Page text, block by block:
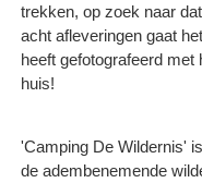
trekken, op zoek naar
acht afleveringen gaat
heeft gefotografeerd
huis!
'Camping De Wildernis'
de adembenemende